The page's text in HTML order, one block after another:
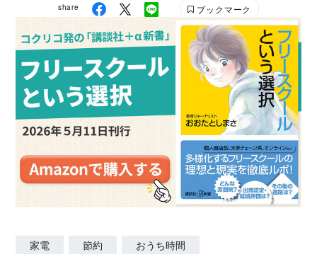
share ブックマーク
家電 節約 おうち時間